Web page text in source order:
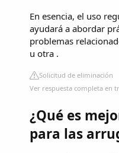
En esencia, el uso
ayudará a abordar
problemas
u otra .
Solicitud de eliminación
Ver respuesta completa en
¿Qué es
para las